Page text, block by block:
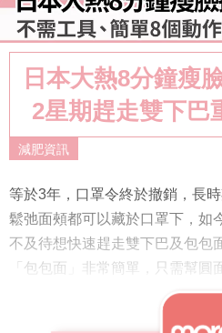
日本大熱8分鐘瘦
2星期趕走雙下巴
減肥資訊
等於3年，口罩令終於撤銷，長
鬆弛面頰都可以藏於口罩下，如
不及待想快速趕走雙下巴及包包
「包包面」非常簡單，只需幫圓
刻跟日本人氣YouTuber Yuuka